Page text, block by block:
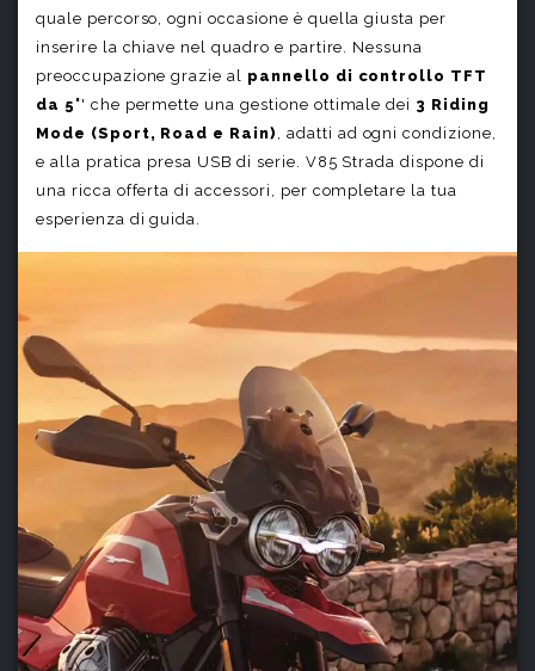
quale percorso, ogni occasione è quella giusta per
inserire la chiave nel quadro e partire. Nessuna
preoccupazione grazie al pannello di controllo TFT
da 5'' che permette una gestione ottimale dei 3 Riding
Mode (Sport, Road e Rain)
, adatti ad ogni condizione,
e alla pratica presa USB di serie. V85 Strada dispone di
una ricca offerta di accessori, per completare la tua
esperienza di guida.